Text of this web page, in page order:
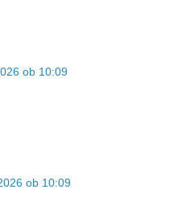
ob 10:09
ob 10:09